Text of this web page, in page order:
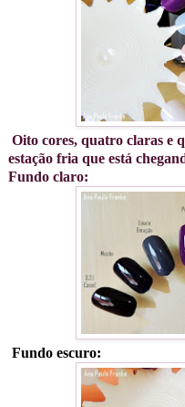
Oito cores, quatro claras e
estação fria que está
Fundo claro:
Fundo escuro: